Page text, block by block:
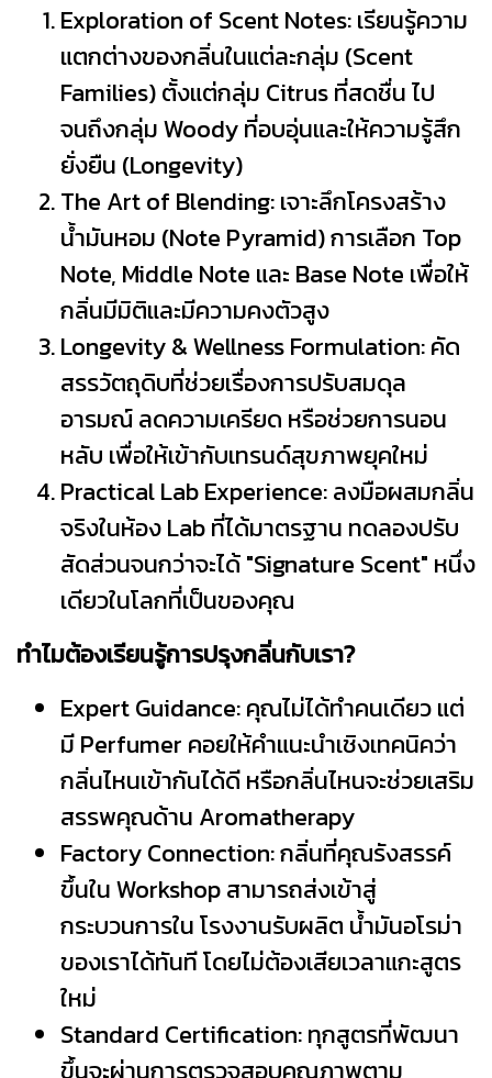
Exploration of Scent Notes: เรียนรู้ความ
แตกต่างของกลิ่นในแต่ละกลุ่ม (Scent
Families) ตั้งแต่กลุ่ม Citrus ที่สดชื่น ไป
จนถึงกลุ่ม Woody ที่อบอุ่นและให้ความรู้สึก
ยั่งยืน (Longevity)
The Art of Blending: เจาะลึกโครงสร้าง
น้ำมันหอม (Note Pyramid) การเลือก Top
Note, Middle Note และ Base Note เพื่อให้
กลิ่นมีมิติและมีความคงตัวสูง
Longevity & Wellness Formulation: คัด
สรรวัตถุดิบที่ช่วยเรื่องการปรับสมดุล
อารมณ์ ลดความเครียด หรือช่วยการนอน
หลับ เพื่อให้เข้ากับเทรนด์สุขภาพยุคใหม่
Practical Lab Experience: ลงมือผสมกลิ่น
จริงในห้อง Lab ที่ได้มาตรฐาน ทดลองปรับ
สัดส่วนจนกว่าจะได้ "Signature Scent" หนึ่ง
เดียวในโลกที่เป็นของคุณ
ทำไมต้องเรียนรู้การปรุงกลิ่นกับเรา?
Expert Guidance: คุณไม่ได้ทำคนเดียว แต่
มี Perfumer คอยให้คำแนะนำเชิงเทคนิคว่า
กลิ่นไหนเข้ากันได้ดี หรือกลิ่นไหนจะช่วยเสริม
สรรพคุณด้าน Aromatherapy
Factory Connection: กลิ่นที่คุณรังสรรค์
ขึ้นใน Workshop สามารถส่งเข้าสู่
กระบวนการใน โรงงานรับผลิต น้ำมันอโรม่า
ของเราได้ทันที โดยไม่ต้องเสียเวลาแกะสูตร
ใหม่
Standard Certification: ทุกสูตรที่พัฒนา
ขึ้นจะผ่านการตรวจสอบคุณภาพตาม